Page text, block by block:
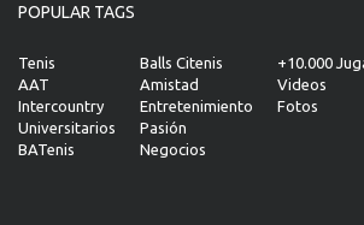
POPULAR TAGS
Tenis
AAT
Intercountry
Universitarios
BATenis
Balls Citenis
Amistad
Entretenimiento
Pasión
Negocios
+10.000
Videos
Fotos